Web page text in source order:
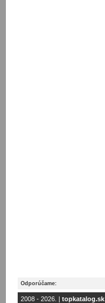
Odporúčame:
2008 - 2026. | topkatalog.sk